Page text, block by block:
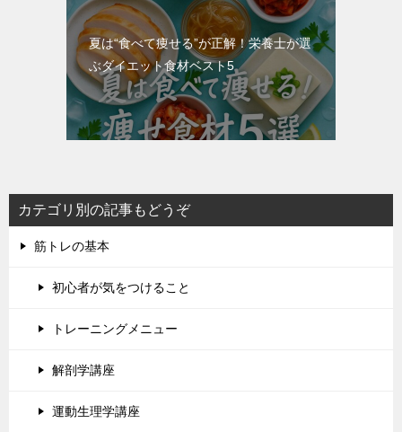
夏は“食べて痩せる”が正解！栄養士が選
ぶダイエット食材ベスト5
カテゴリ別の記事もどうぞ
筋トレの基本
初心者が気をつけること
トレーニングメニュー
解剖学講座
運動生理学講座